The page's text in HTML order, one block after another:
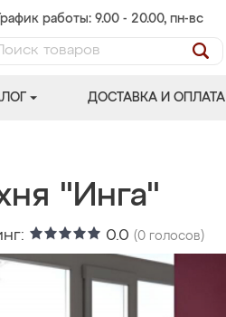
График работы: 9.00 - 20.00, пн-вс
ДОСТАВКА И ОПЛАТА
"Инга"
0.0 (0 голосов)